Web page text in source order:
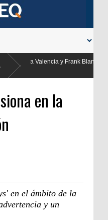
a
en la
en el ámbito de la
y un